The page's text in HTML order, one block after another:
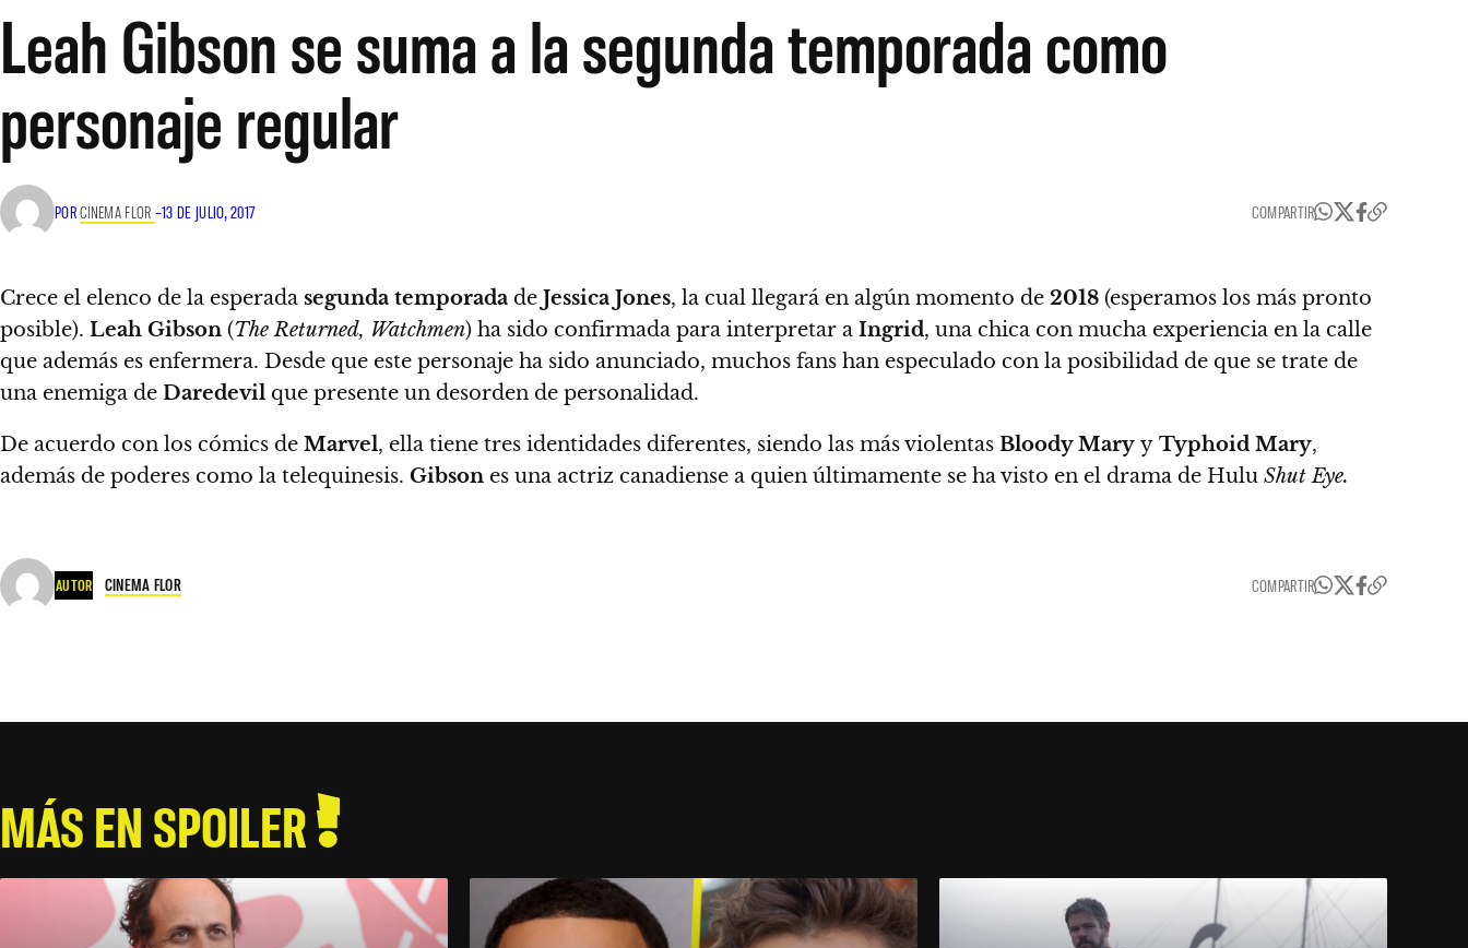
Leah Gibson se suma a la segunda temporada como
personaje regular
PORCINEMA FLOR –13 DE JULIO, 2017 COMPARTIR
Crece el elenco de la esperada segunda temporada de Jessica Jones, la cual llegará en algún momento de 2018 (esperamos los más pronto
posible). Leah Gibson (The Returned, Watchmen) ha sido confirmada para interpretar a Ingrid, una chica con mucha experiencia en la calle
que además es enfermera. Desde que este personaje ha sido anunciado, muchos fans han especulado con la posibilidad de que se trate de
una enemiga de Daredevil que presente un desorden de personalidad.
De acuerdo con los cómics de Marvel, ella tiene tres identidades diferentes, siendo las más violentas Bloody Mary y Typhoid Mary,
además de poderes como la telequinesis. Gibson es una actriz canadiense a quien últimamente se ha visto en el drama de Hulu Shut Eye.
AUTOR CINEMA FLOR COMPARTIR
MÁS EN SPOILER